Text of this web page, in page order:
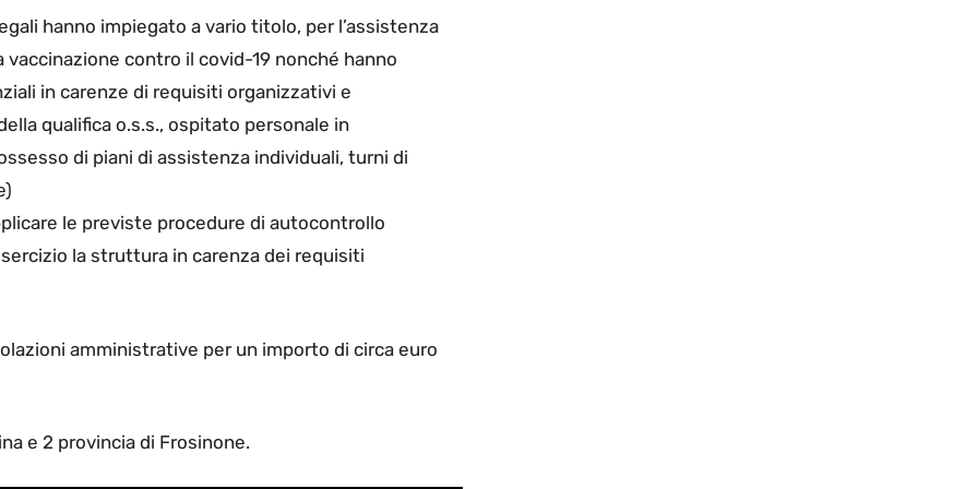
hanno impiegato a vario titolo, per l’assistenza
contro il covid-19 nonché hanno
in carenze di requisiti organizzativi e
qualifica o.s.s., ospitato personale in
di piani di assistenza individuali, turni di
le previste procedure di autocontrollo
la struttura in carenza dei requisiti
amministrative per un importo di circa euro
e 2 provincia di Frosinone.